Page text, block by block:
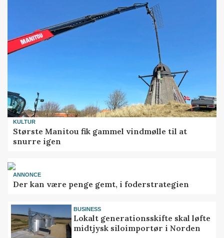
KULTUR
Største Manitou fik gammel vindmølle til at
snurre igen
ANNONCE
Der kan være penge gemt, i foderstrategien
BUSINESS
Lokalt generationsskifte skal løfte
midtjysk siloimportør i Norden